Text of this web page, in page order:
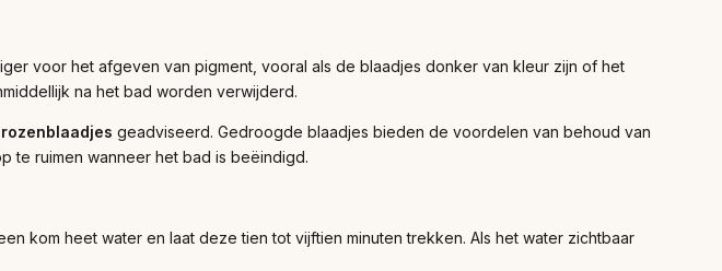
voor het afgeven van pigment, vooral als de blaadjes donker van kleur zijn of het
na het bad worden verwijderd.
geadviseerd. Gedroogde blaadjes bieden de voordelen van behoud van
te ruimen wanneer het bad is beëindigd.
kom heet water en laat deze tien tot vijftien minuten trekken. Als het water zichtbaar